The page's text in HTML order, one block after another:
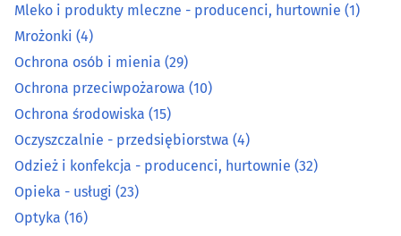
Mleko i produkty mleczne - producenci, hurtownie (1)
Mrożonki (4)
Ochrona osób i mienia(29)
Ochrona przeciwpożarowa
Ochrona środowiska
Mleko i produkty mleczne - producenci, hurtownie (1)
Mrożonki (4)
Ochrona osób i mienia (29)
Ochrona przeciwpożarowa (10)
Ochrona środowiska (15)
Oczyszczalnie - przedsiębiorstwa (4)
Odzież i konfekcja - producenci, hurtownie (32)
Opieka - usługi (23)
Optyka (16)